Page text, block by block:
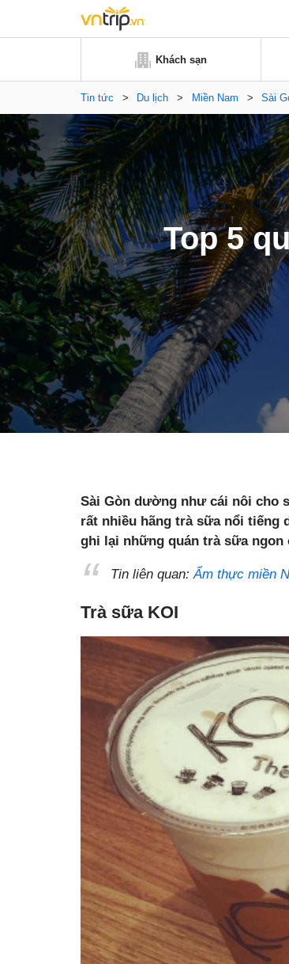
Khách sạn
Tin tức > Du lịch > Miền Nam > Sài
Top 5
Sài Gòn dường như cái nôi cho
rất nhiều hãng trà sữa nổi tiếng
ghi lại những quán trà sữa ngon
Tin liên quan:Ẩm thực miền
Trà sữa KOI